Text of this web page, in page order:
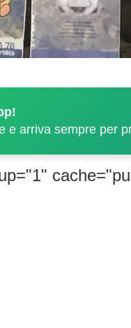
e arriva sempre per